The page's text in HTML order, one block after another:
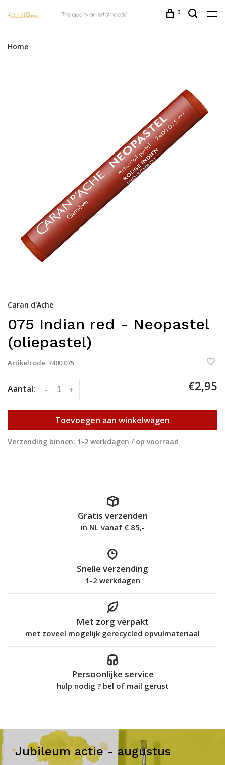
0
Home
Caran d'Ache
075 Indian red - Neopastel
(oliepastel)
Artikelcode: 7400.075
Aantal: +
- €2,95
Toevoegen aan winkelwagen
Verzending binnen: 1-2 werkdagen / op voorraad
Gratis verzenden
in NL vanaf € 85,-
Snelle verzending
1-2 werkdagen
Met zorg verpakt
met zoveel mogelijk gerecycled opvulmateriaal
Persoonlijke service
hulp nodig ? bel of mail gerust
Jubileum actie - augustus